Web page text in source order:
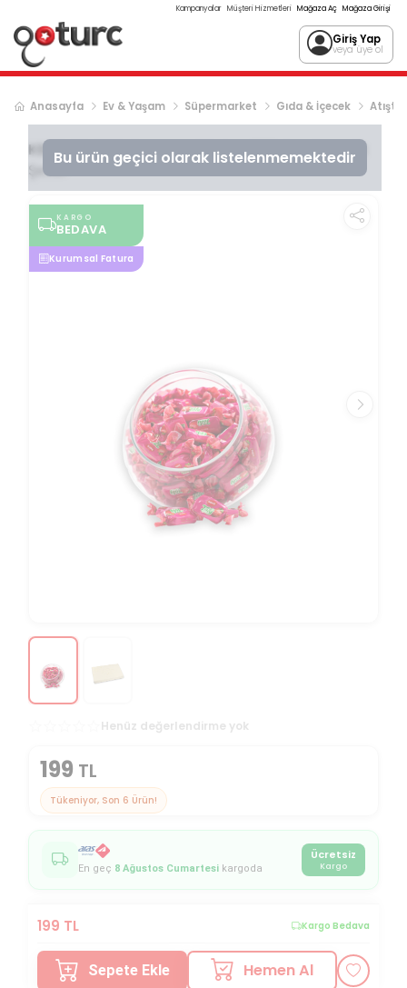
Kampanyalar Müşteri Hizmetleri Mağaza Aç Mağaza Girişi
Giriş Yap
veya üye ol
Anasayfa Ev & Yaşam Süpermarket Gıda & İçecek
Bu ürün geçici olarak listelenmemektedir
KENT Çilekli Tofy Meyveli Şeker 250 Gr- Ikramlık
Şeker
KARGO
BEDAVA
Kurumsal Fatura
Henüz değerlendirme yok
199 TL
Tükeniyor, Son 6 Ürün!
En geç 8 Ağustos Cumartesi kargoda
Ücretsiz
Kargo
199 TL Kargo Bedava
Sepete Ekle Hemen Al